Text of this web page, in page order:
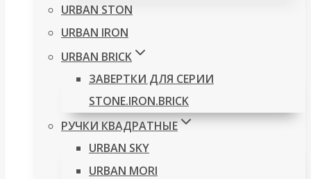
URBAN STON
URBAN IRON
URBAN BRICK
ЗАВЕРТКИ ДЛЯ СЕРИИ
STONE.IRON.BRICK
РУЧКИ КВАДРАТНЫЕ
URBAN SKY
URBAN MORI